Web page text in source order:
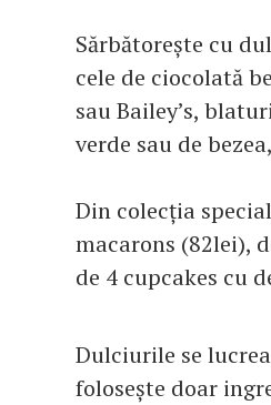
Sărbătorește cu
cele de ciocolată
sau Bailey’s,
verde sau de
Din colecția
macarons (82lei),
de 4 cupcakes cu
Dulciurile se
folosește doar